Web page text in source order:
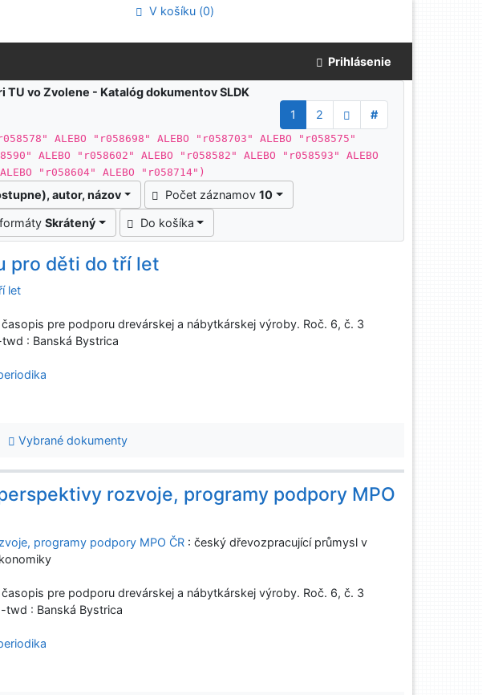
V košíku (0)
Prihlásenie
TU vo Zvolene - Katalóg dokumentov SLDK
1 2
#
ALEBO "r058698" ALEBO "r058703" ALEBO "r058575"
ALEBO "r058602" ALEBO "r058582" ALEBO "r058593" ALEBO
"r058604" ALEBO "r058714")
autor, názov Počet záznamov10
Skrátený Do košíka
pro děti do tří let
let
pre podporu drevárskej a nábytkárskej výroby. Roč. 6, č. 3
: Banská Bystrica
Vybrané dokumenty
rozvoje, programy podpory MPO
programy podpory MPO ČR : český dřevozpracující průmysl v
pre podporu drevárskej a nábytkárskej výroby. Roč. 6, č. 3
: Banská Bystrica